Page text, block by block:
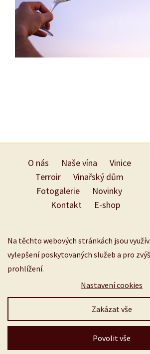
O nás Naše vína
Vinice
Terroir
Vinařský dům
Fotogalerie
Novinky
Kontakt
E-shop
Na těchto webových stránkách jsou
vylepšení poskytovaných služeb a pro
prohlížení.
Nastavení cookies
Zakázat vše
Povolit vše